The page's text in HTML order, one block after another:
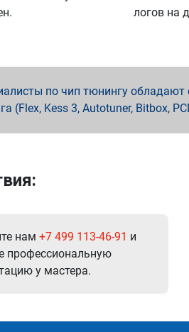
логов на
по чип тюнингу
(Flex, Kess 3, Autotuner, Bitbox,
нам +7 499 113-46-91 и
профессиональную
у мастера.